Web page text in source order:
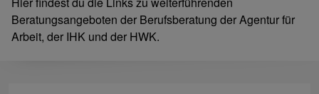
Beratungsangeboten der Berufsberatung der Agentur für
Arbeit, der IHK und der HWK.